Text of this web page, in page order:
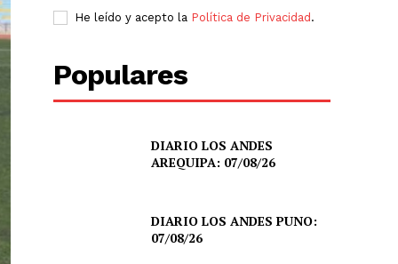
He leído y acepto la Política de Privacidad .
Populares
DIARIO LOS ANDES
AREQUIPA: 07/08/26
DIARIO LOS ANDES PUNO:
07/08/26